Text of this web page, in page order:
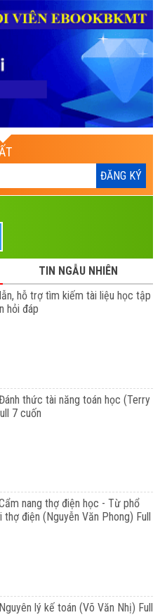
TIN NGẪU NHIÊN
hỗ trợ tìm kiếm tài liệu học tập
hỏi đáp
thức tài năng toán học (Terry
7 cuốn
nang thợ điện học - Từ phổ
thợ điện (Nguyễn Văn Phong) Full
lý kế toán (Võ Văn Nhị) Full